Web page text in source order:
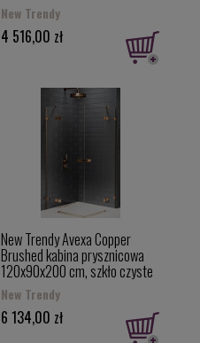
New Trendy
4 516,00 zł
New Trendy Avexa Copper
Brushed kabina prysznicowa
120x90x200 cm, szkło czyste
6mm, drzwi podwójne, profil
miedź (copper brushed), Active
Shield, EXK-3686
New Trendy
6 134,00 zł